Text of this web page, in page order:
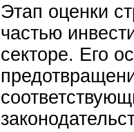
Этап оценки
частью
секторе. Его